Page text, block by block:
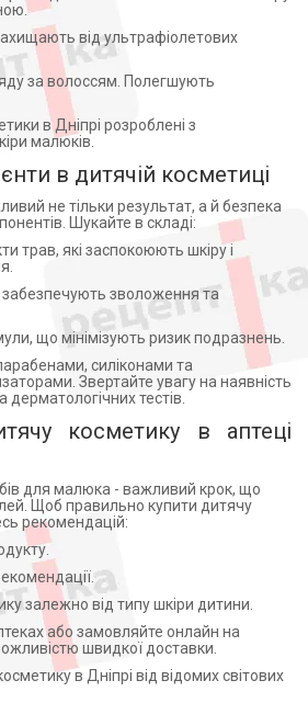
від ультрафіолетових
за волоссям. Полегшують
в Дніпрі розроблені з
малюків.
в дитячій косметиці
не тільки результат, а й безпека
Шукайте в складі:
трав, які заспокоюють шкіру і
забезпечують зволоження та
що мінімізують ризик подразнень.
силіконами та
Звертайте увагу на наявність
дерматологічних тестів.
косметику в аптеці
для малюка - важливий крок, що
Щоб правильно купити дитячу
рекомендацій:
залежно від типу шкіри дитини.
або замовляйте онлайн на
швидкої доставки.
в Дніпрі від відомих світових